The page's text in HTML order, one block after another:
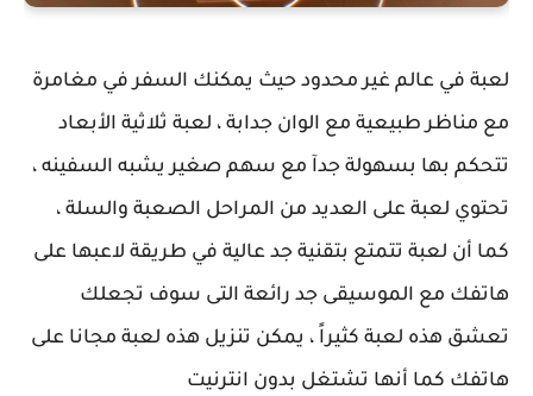
لعبة في عالم غير محدود حيث يمكنك السفر في مغامرة
مع مناظر طبيعية مع الوان جدابة ، لعبة ثلاثية الأبعاد
تتحكم بها بسهولة جدآ مع سهم صغير يشبه السفينه ،
تحتوي لعبة على العديد من المراحل الصعبة والسلة ،
كما أن لعبة تتمتع بتقنية جد عالية في طريقة لاعبها على
هاتفك مع الموسيقى جد رائعة التى سوف تجعلك
تعشق هذه لعبة كثيراً ، يمكن تنزيل هذه لعبة مجانا على
هاتفك كما أنها تشتغل بدون انترنيت